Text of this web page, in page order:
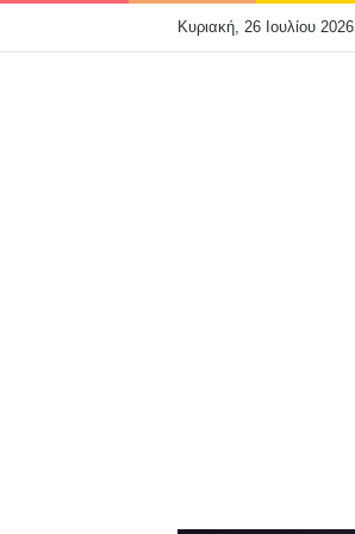
Κυριακή, 26 Ιουλίου 2026